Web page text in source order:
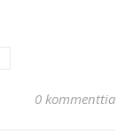
0 kommenttia